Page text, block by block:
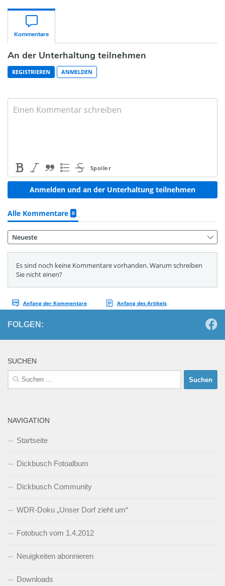
FOLGEN:
SUCHEN
Suchen
nach:
NAVIGATION
Startseite
Dickbusch Fotoalbum
Dickbusch Community
WDR-Doku „Unser Dorf zieht um“
Fotobuch vom 1.4.2012
Neuigkeiten abonnieren
Downloads